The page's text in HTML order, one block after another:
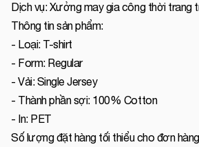
Dịch vụ: Xưởng may gia công thời trang
Thông tin sản phẩm:
- Loại: T-shirt
- Form: Regular
- Vải: Single Jersey
- Thành phần sợi: 100% Cotton
- In: PET
Số lượng đặt hàng tối thiểu cho đơn